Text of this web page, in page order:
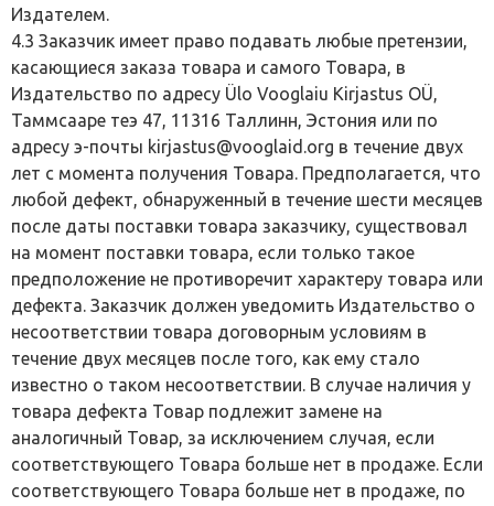
Издателем.
4.3 Заказчик имеет право подавать любые претензии,
касающиеся заказа товара и самого Товара, в
Издательство по адресу Ülo Vooglaiu Kirjastus OÜ,
Таммсааре теэ 47, 11316 Таллинн, Эстония или по
адресу э-почты kirjastus@vooglaid.org в течение двух
лет с момента получения Товара. Предполагается, что
любой дефект, обнаруженный в течение шести месяцев
после даты поставки товара заказчику, существовал
на момент поставки товара, если только такое
предположение не противоречит характеру товара или
дефекта. Заказчик должен уведомить Издательство о
несоответствии товара договорным условиям в
течение двух месяцев после того, как ему стало
известно о таком несоответствии. В случае наличия у
товара дефекта Товар подлежит замене на
аналогичный Товар, за исключением случая, если
соответствующего Товара больше нет в продаже. Если
соответствующего Товара больше нет в продаже, по